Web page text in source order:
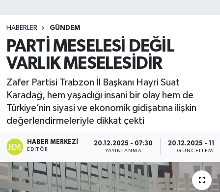
HABERLER GÜNDEM
PARTİ MESELESİ DEĞİL
VARLIK MESELESİDİR
Zafer Partisi Trabzon İl Başkanı Hayri Suat
Karadağ, hem yaşadığı insani bir olay hem de
Türkiye’nin siyasi ve ekonomik gidişatına ilişkin
değerlendirmeleriyle dikkat çekti
HABER MERKEZI
EDITÖR
20.12.2025 - 07:30
YAYINLANMA
20.12.2025 -
GÜNCELLEME
Teknoloji
TRABZON
TRABZONSPOR
Yaşam